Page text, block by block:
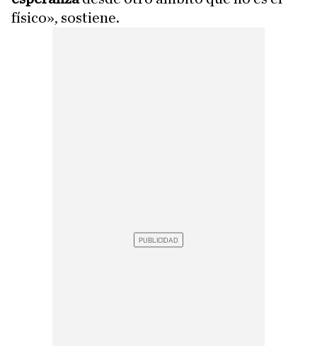
físico», sostiene.